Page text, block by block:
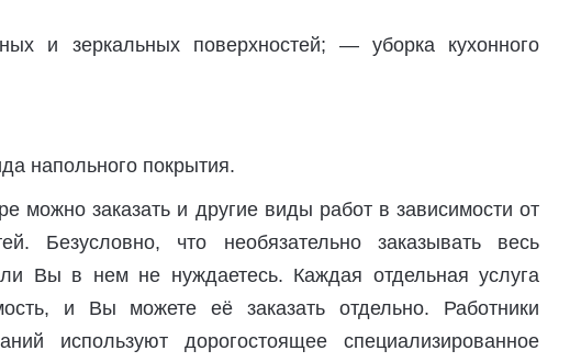
и зеркальных поверхностей; — уборка кухонного
напольного покрытия.
можно заказать и другие виды работ в зависимости от
Безусловно, что необязательно заказывать весь
Вы в нем не нуждаетесь. Каждая отдельная услуга
и Вы можете её заказать отдельно. Работники
используют дорогостоящее специализированное